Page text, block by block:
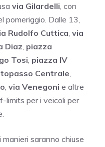
via Gilardelli , con
pomeriggio. Dalle 13,
Rudolfo Cuttica via
Diaz piazza
Tosi piazza IV
Centrale
via Venegoni e altre
limits per i veicoli per
saranno chiuse